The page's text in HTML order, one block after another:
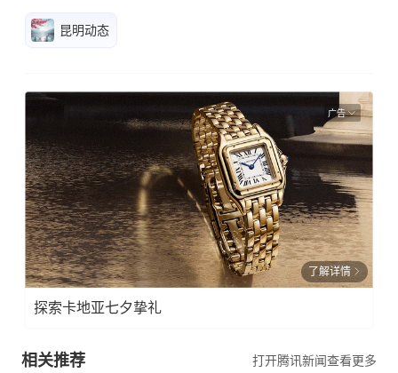
昆明动态
广告
了解详情
探索卡地亚七夕挚礼
相关推荐 打开腾讯新闻查看更多